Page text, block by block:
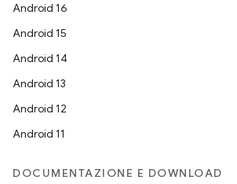
Android 16
Android 15
Android 14
Android 13
Android 12
Android 11
DOCUMENTAZIONE E DOWNLOAD